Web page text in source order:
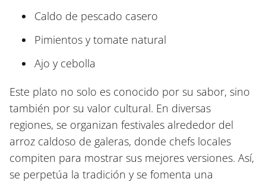
Caldo de pescado casero
Pimientos y tomate natural
Ajo y cebolla
Este plato no solo es conocido por su sabor, sino
también por su valor cultural. En diversas
regiones, se organizan festivales alrededor del
arroz caldoso de galeras, donde chefs locales
compiten para mostrar sus mejores versiones. Así,
se perpetúa la tradición y se fomenta una